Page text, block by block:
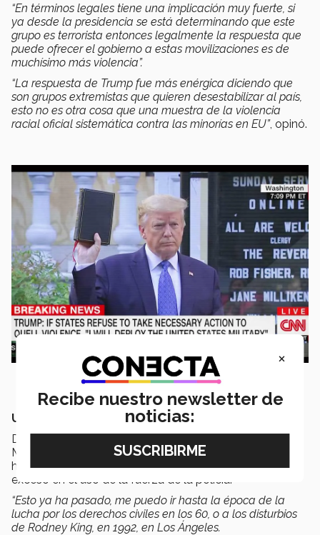
“En términos legales tiene una implicación muy fuerte, si
ya desde la presidencia se está determinando que este
grupo es terrorista entonces legalmente la respuesta que
puede ofrecer el gobierno a estas movilizaciones es de
muchísimo más violencia”.
“La respuesta de Trump fue más enérgica diciendo que
son grupos extremistas que quieren desestabilizar al país,
esto no es otra cosa que una muestra de la violencia
racial oficial sistemática contra las minorías en EU”, opinó.
UN CONFLICTO CON HISTORIAL
De la Paz, quien es profesora del Tec campus
Monterrey, señaló que EU ya cuenta con un historial al
hablar de protestas por víctimas afroamericanas por
exceso en el uso de la fuerza de la policía.
“Esto ya ha pasado, me puedo ir hasta la época de la
lucha por los derechos civiles en los 60, o a los disturbios
de Rodney King, en 1992, en Los Ángeles.
×
Recibe nuestro newsletter de
noticias: